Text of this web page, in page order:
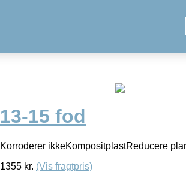
13-15 fod
Korroderer ikkeKompositplastReducere
1355 kr. (Vis fragtpris)